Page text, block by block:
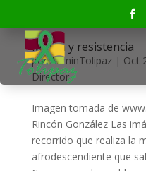
Minga y resistencia
porAdminTolipaz| Oct
Director
Imagen tomada de
Rincón González Las
recorrido que realiza la
afrodescendiente que